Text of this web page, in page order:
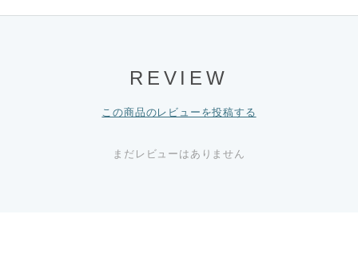
REVIEW
この商品のレビューを投稿する
まだレビューはありません